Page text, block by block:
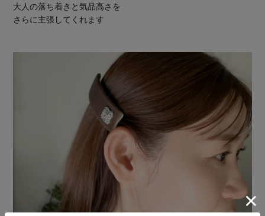
大人の落ち着きと気品高さを
さらに主張してくれます